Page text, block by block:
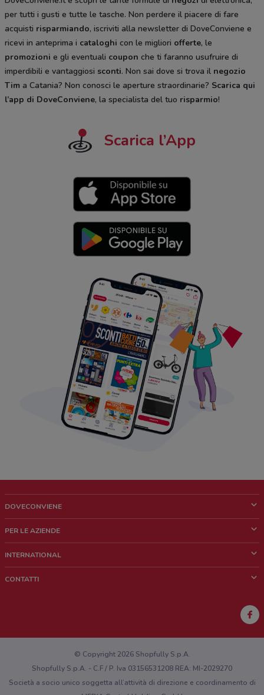
per tutti i gusti e tutte le tasche. Non perdere il piacere di fare
acquisti risparmiando, iscriviti alla newsletter di DoveConviene e
ricevi in anteprima i cataloghi con le migliori offerte, le
promozioni e gli eventuali coupon che ti faranno usufruire di
imperdibili e vantaggiosi sconti. Non sai dove si trova il negozio
Tim a Catania? Non conosci le aperture straordinarie? Scarica qui
l’app di DoveConviene, la specialista del tuo risparmio!
Scarica l’App
DOVECONVIENE
Chi siamo
Lavora con noi
PER LE AZIENDE
Richieste commerciali e marketing
INTERNATIONAL
CONTATTI
Hai un malfunzionamento sul web o sull'app?
© Copyright 2026 Shopfully S.p.A.
Shopfully S.p.A. - C.F / P. Iva 03156531208 REA: MI-2029270
Società a socio unico soggetta all’attività di direzione e coordinamento di